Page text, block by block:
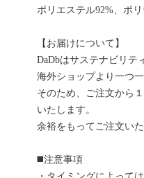
ポリエステル92%、ポ
【お届けについて】
DaDbはサステナビリテ
海外ショップより一つ
そのため、ご注文から
いたします。
余裕をもってご注文い
◼️注意事項